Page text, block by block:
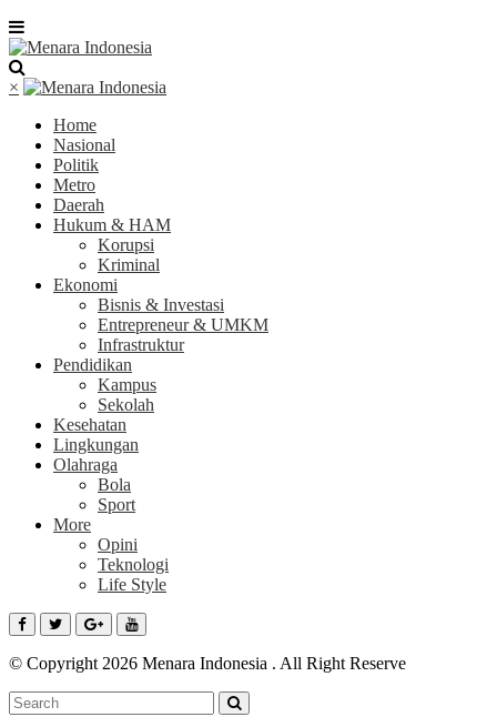
×
Home
Nasional
Politik
Metro
Daerah
Hukum & HAM
Korupsi
Kriminal
Ekonomi
Bisnis & Investasi
Entrepreneur & UMKM
Infrastruktur
Pendidikan
Kampus
Sekolah
Kesehatan
Lingkungan
Olahraga
Bola
Sport
More
Opini
Teknologi
Life Style
© Copyright 2026 Menara Indonesia . All Right Reserve